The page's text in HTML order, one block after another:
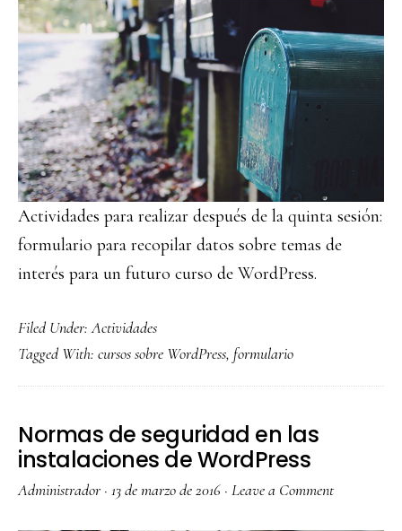
Actividades para realizar después de la quinta sesión:
formulario para recopilar datos sobre temas de
interés para un futuro curso de WordPress.
Filed Under:Actividades
Tagged With: cursos sobre WordPress, formulario
Normas de seguridad en las
instalaciones de WordPress
Administrador · 13 de marzo de 2016 · Leave a Comment